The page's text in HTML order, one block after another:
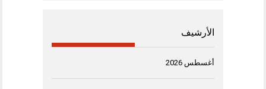
الأرشيف
أغسطس 2026